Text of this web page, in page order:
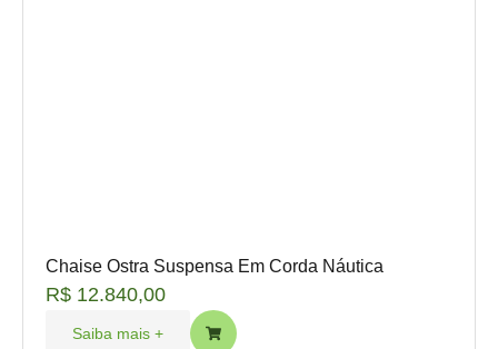
Chaise Ostra Suspensa Em Corda Náutica
R$ 12.840,00
Saiba mais +